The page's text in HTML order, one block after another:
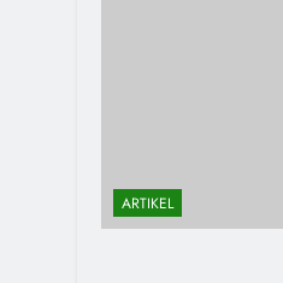
ARTIKEL